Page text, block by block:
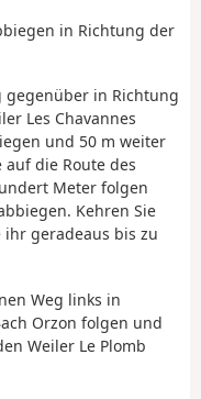
in Richtung der
gegenüber in Richtung
Les Chavannes
und 50 m weiter
die Route des
Meter folgen
Kehren Sie
geradeaus bis zu
Weg links in
Orzon folgen und
Weiler Le Plomb